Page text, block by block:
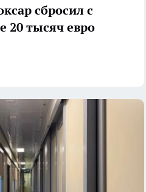
сбросил с
20 тысяч евро